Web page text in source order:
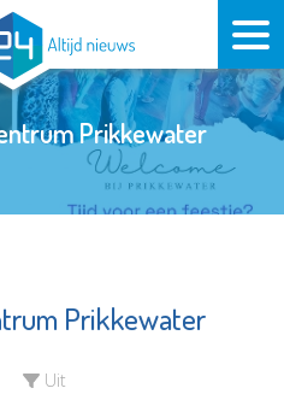
Prikkewater
Prikkewater
Uit